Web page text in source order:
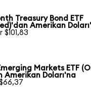
Treasury Bond ETF
Amerikan
$101,83
Markets ETF
Amerikan Doları'na